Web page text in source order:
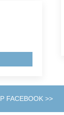
FACEBOOK >>